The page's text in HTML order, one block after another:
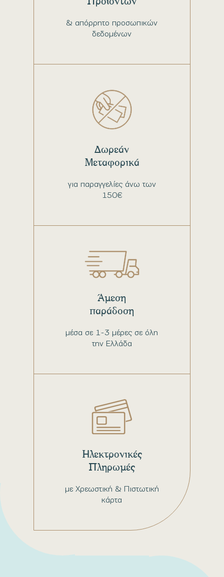
& απόρρητο προσωπικών
δεδομένων
για παραγγελίες άνω των
150€
Δωρεάν
Μεταφορικά
μέσα σε 1-3 μέρες σε όλη
την Ελλάδα
Άμεση
παράδοση
με Χρεωστική & Πιστωτική
κάρτα
Ηλεκτρονικές
Πληρωμές